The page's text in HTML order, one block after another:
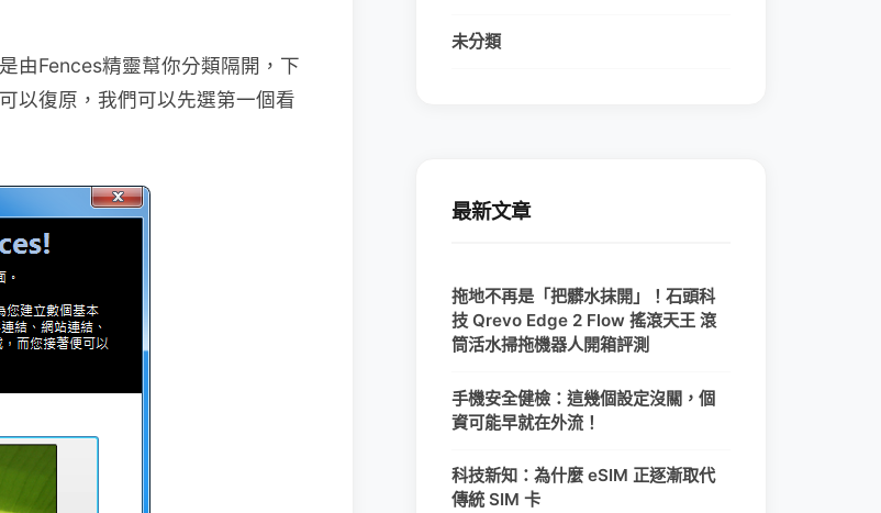
由Fences精靈幫你分類隔開，下
以復原，我們可以先選第一個看
未分類
最新文章
拖地不再是「把髒水抹開」！石頭科
技 Qrevo Edge 2 Flow 搖滾天王 滾
筒活水掃拖機器人開箱評測
手機安全健檢：這幾個設定沒關，個
資可能早就在外流！
科技新知：為什麼 eSIM 正逐漸取代
傳統 SIM 卡